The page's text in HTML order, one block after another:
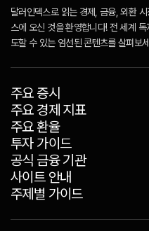
달러인덱스로 읽는 경제, 금융, 외환
스에 오신 것을 환영합니다! 전 세계
도할 수 있는 엄선된 콘텐츠를 살펴보
주요 증시
주요 경제 지표
주요 환율
투자 가이드
공식 금융 기관
사이트 안내
주제별 가이드